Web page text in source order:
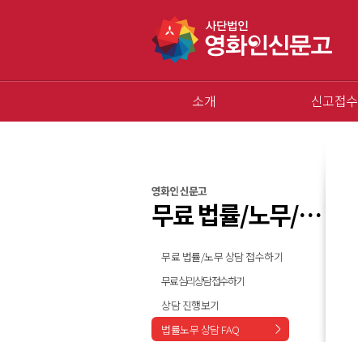
소개 신고접수
영화인 신문고
무료 법률/노무/심리 상담
무료 법률/노무 상담 접수하기
무료 심리상담 접수하기
상담 진행보기
법률노무 상담 FAQ